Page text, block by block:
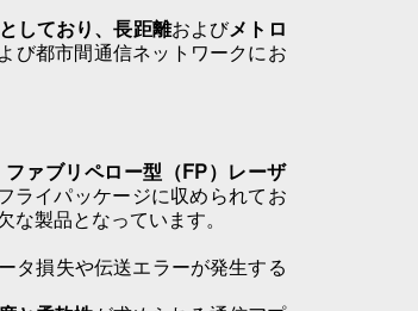
しており、長距離およびメトロ
び都市間通信ネットワークにお
ファブリペロー型（FP）レーザ
ライパッケージに収められてお
な製品となっています。
タ損失や伝送エラーが発生する